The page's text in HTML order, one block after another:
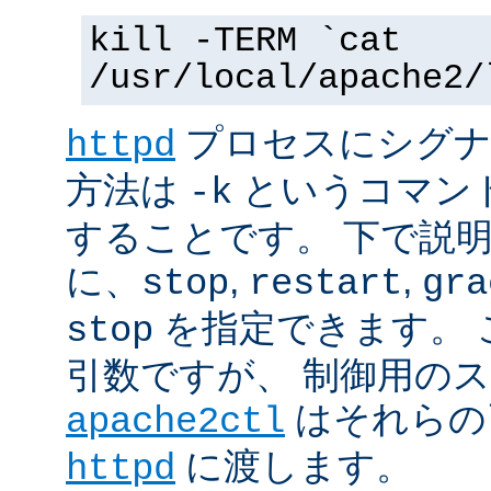
kill -TERM `cat
/usr/local/
httpd プロセスにシグ
方法は -k というコマン
することです。 下で説
に、 stop, restart,
stop を指定できます。
引数ですが、 制御用の
apache2ctl はそれら
httpd に渡します。